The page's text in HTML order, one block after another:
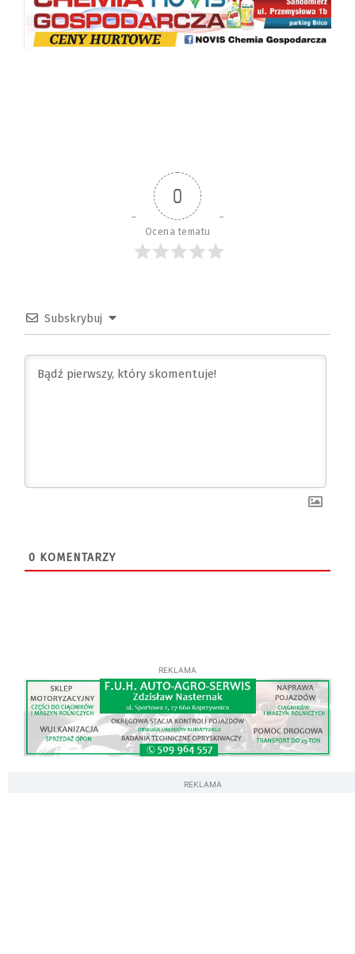
0
Ocena tematu
Subskrybuj
0 KOMENTARZY
REKLAMA
REKLAMA